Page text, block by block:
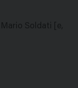
Soldati [e,